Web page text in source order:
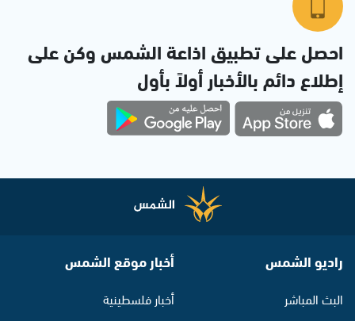
احصل على تطبيق اذاعة الشمس وكن على
إطلاع دائم بالأخبار أولاً بأول
راديو الشمس
البث المباشر
أخبار موقع الشمس
أخبار فلسطينية